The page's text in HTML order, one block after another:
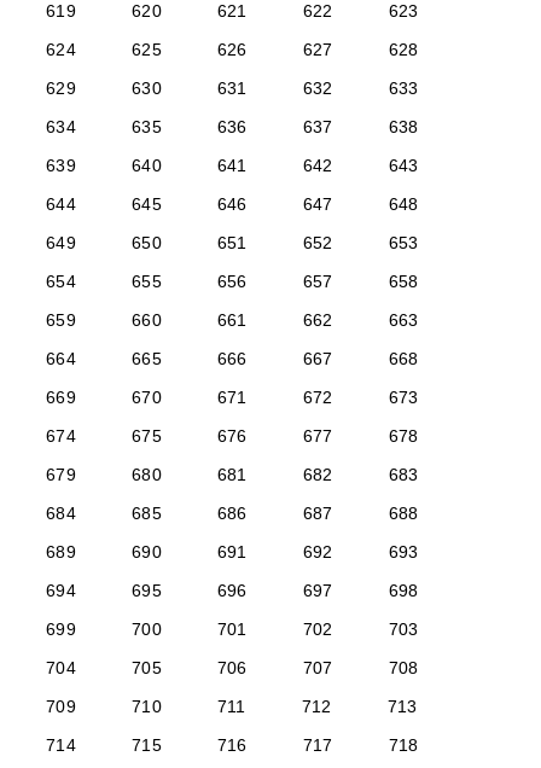
619
620 621 622
623
624
625 626 627
628
629
630 631 632
633
634
635 636 637
638
639
640 641 642
643
644
645 646 647
648
649
650 651 652
653
654
655 656 657
658
659
660 661 662
663
664
665 666 667
668
669
670 671 672
673
674
675 676 677
678
679
680 681 682
683
684
685 686 687
688
689
690 691 692
693
694
695 696 697
698
699
700 701 702
703
704
705 706 707
708
709
710 711 712
713
714
715 716 717
718